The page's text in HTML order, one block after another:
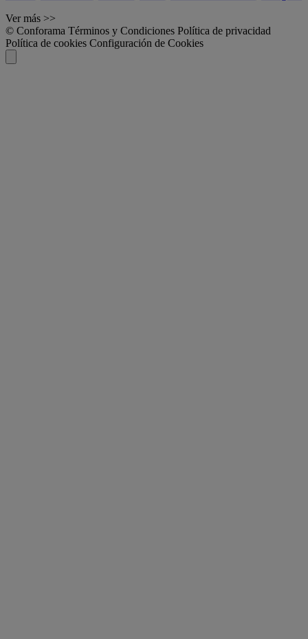
Ver más >>
© Conforama Términos y Condiciones Política de privacidad
Política de cookies Configuración de Cookies